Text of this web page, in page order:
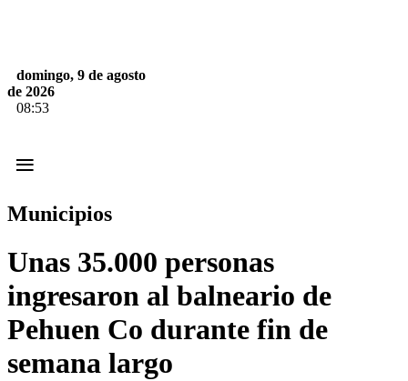
domingo, 9 de agosto
de 2026
08:53
≡
Municipios
Unas 35.000 personas
ingresaron al balneario de
Pehuen Co durante fin de
semana largo